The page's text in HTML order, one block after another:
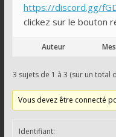
https://discord.gg/
clickez sur le bouton
Auteur
3 sujets de 1 à 3 (sur un total
Vous devez être connecté
Identifiant: